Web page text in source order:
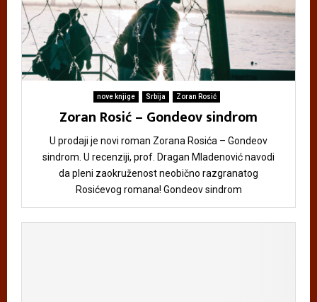
nove knjige Srbija Zoran Rosić
Zoran Rosić – Gondeov sindrom
U prodaji je novi roman Zorana Rosića – Gondeov
sindrom. U recenziji, prof. Dragan Mladenović navodi
da pleni zaokruženost neobično razgranatog
Rosićevog romana! Gondeov sindrom